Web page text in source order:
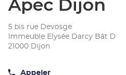
Apec Dijon
5 bis rue Devosge
Immeuble Elysée Darcy Bât D
21000 Dijon
Appeler